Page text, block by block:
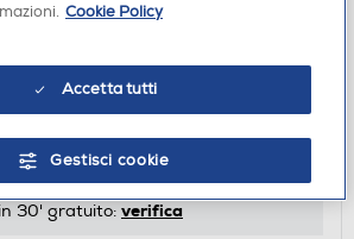
SERIE 600
30' gratuito: verifica
Cookie Policy
Accetta tutti
Gestisci cookie